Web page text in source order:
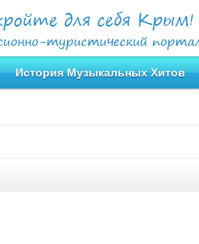
История Музыкальных Хитов